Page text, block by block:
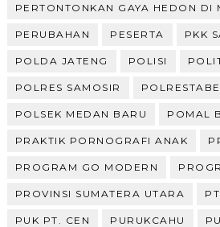
PERTONTONKAN GAYA HEDON DI
PERUBAHAN PESERTA PKK
POLDA JATENG POLISI
POLRES SAMOSIR
POLSEK MEDAN BARU POMAL
PRAKTIK PORNOGRAFI ANAK
PROGRAM GO MODERN
PROVINSI SUMATERA UTARA
PUK PT. CEN PURUKCAHU